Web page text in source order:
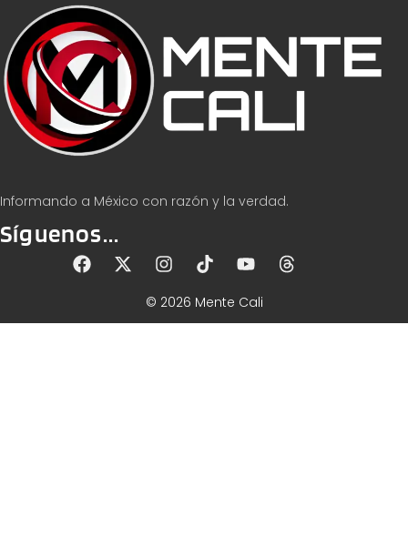
Informando a México con razón y la verdad.
Síguenos...
© 2026 Mente Cali